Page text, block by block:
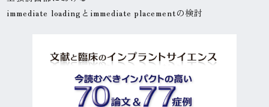
immediate loadingと immediate placementの検討